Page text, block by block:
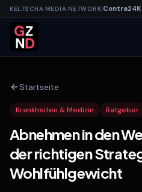
KELTSCHA MEDIA NETWORK|Contra24
Startseite
Krankheiten & Medizin Ratgeber
Abnehmen in den
der richtigen
Wohlfühlgewicht